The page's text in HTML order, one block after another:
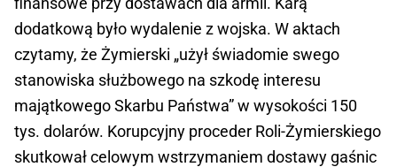
dodatkową było wydalenie z wojska. W aktach
czytamy, że Żymierski „użył świadomie swego
stanowiska służbowego na szkodę interesu
majątkowego Skarbu Państwa” w wysokości 150
tys. dolarów. Korupcyjny proceder Roli-Żymierskiego
skutkował celowym wstrzymaniem dostawy gaśnic